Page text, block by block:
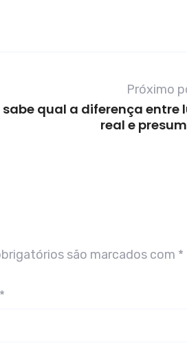
Próximo
sabe qual a diferença entre
real e
são marcados com *
*